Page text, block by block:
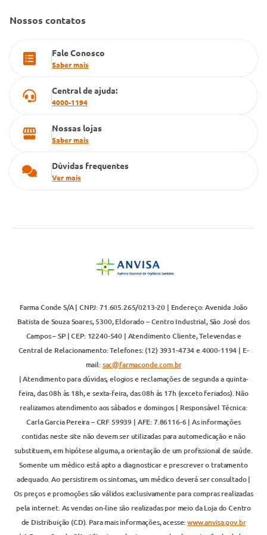
Cartão Grupo Conde
Nossos contatos
Fale Conosco
Saber mais
Central de ajuda:
4000-1194
Nossas lojas
Saber mais
Dúvidas frequentes
Ver mais
Farma Conde S/A | CNPJ: 71.605.265/0213-20 | Endereço: Avenida João
Batista de Souza Soares, 5300, Eldorado – Centro Industrial, São José dos
Campos – SP | CEP: 12240-540 | Atendimento Cliente, Televendas e
Central de Relacionamento: Telefones: (12) 3931-4734 e 4000-1194 | E-
mail:sac@farmaconde.com.br
| Atendimento para dúvidas, elogios e reclamações de segunda a quinta-
feira, das 08h às 18h, e sexta-feira, das 08h às 17h (exceto feriados). Não
realizamos atendimento aos sábados e domingos | Responsável Técnica:
Carla Garcia Pereira – CRF 59939 | AFE: 7.86116-6 | As informações
contidas neste site não devem ser utilizadas para automedicação e não
substituem, em hipótese alguma, a orientação de um profissional de saúde.
Somente um médico está apto a diagnosticar e prescrever o tratamento
adequado. Ao persistirem os sintomas, um médico deverá ser consultado |
Os preços e promoções são válidos exclusivamente para compras realizadas
pela internet. As vendas on-line são realizadas por meio da Loja do Centro
de Distribuição (CD). Para mais informações, acesse:www.anvisa.gov.br